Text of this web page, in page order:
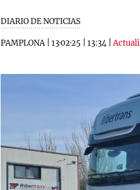
DIARIO DE NOTICIAS
PAMPLONA| 13·02·25 13:34 |